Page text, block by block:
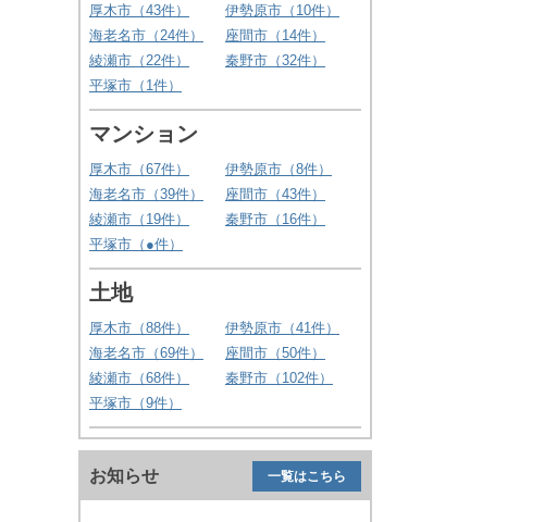
厚木市（43件） 伊勢原市（ 10件）
海老名市（ 24件） 座間市（ 14件）
綾瀬市（ 22件） 秦野市（32件）
平塚市（ 1件）
マンション
厚木市（67件） 伊勢原市（8件）
海老名市（39件） 座間市（43件）
綾瀬市（ 19件） 秦野市（ 16件）
平塚市（ ●件）
土地
厚木市（88件） 伊勢原市（41件）
海老名市（69件） 座間市（50件）
綾瀬市（68件） 秦野市（ 102件）
平塚市（9件）
お知らせ 一覧はこちら